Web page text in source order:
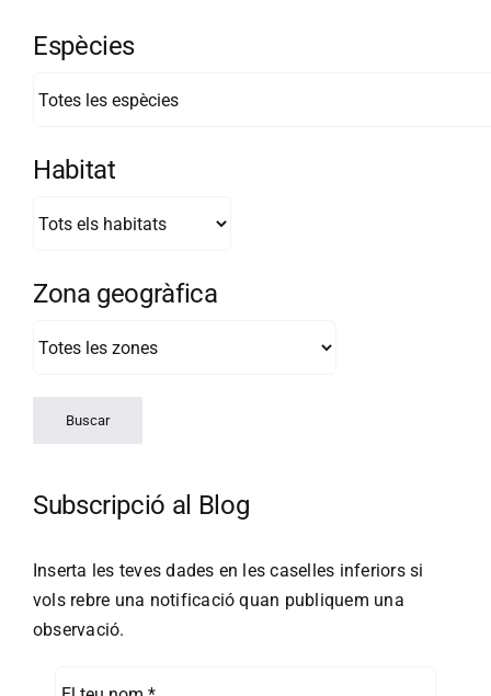
Espècies
Habitat
Zona geogràfica
Subscripció al Blog
Inserta les teves dades en les caselles inferiors si
vols rebre una notificació quan publiquem una
observació.